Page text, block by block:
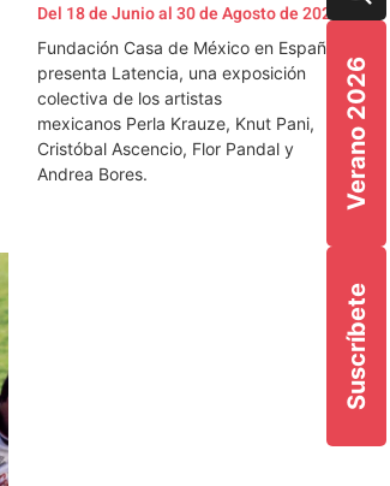
Suscríbete
Verano 2026
Del 18 de Junio al 30 de Agosto de 2026
Fundación Casa de México en España
presenta Latencia, una exposición
colectiva de los artistas
mexicanos Perla Krauze, Knut Pani,
Cristóbal Ascencio, Flor Pandal y
Andrea Bores.